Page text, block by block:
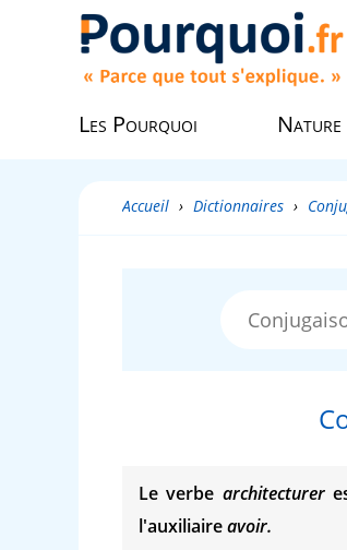
Les Pourquoi Nature
Accueil › Dictionnaires ›
Le verbe architecturer
l'auxiliaireavoir.